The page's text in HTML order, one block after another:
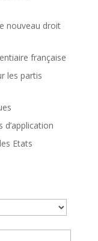
nouveau droit
française
les partis
d’application
Etats